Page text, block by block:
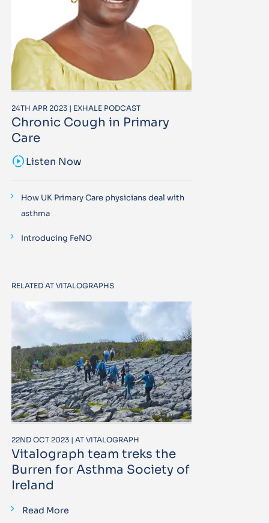
24TH APR 2023 | EXHALE PODCAST
Chronic Cough in Primary
Care
sound_samplerListen Now
How UK Primary Care physicians deal with
asthma
Introducing FeNO
RELATED AT VITALOGRAPHS
22ND OCT 2023 | AT VITALOGRAPH
Vitalograph team treks the
Burren for Asthma Society of
Ireland
Read More